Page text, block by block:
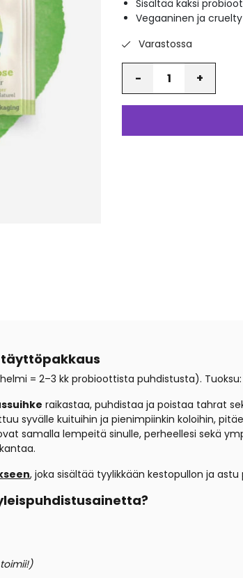
Sisältää kaksi
Vegaaninen ja
Varastossa
= 2–3 kk probioottista puhdistusta).
raikastaa, puhdistaa ja poistaa tahrat
syvälle kuituihin ja pienimpiinkin koloihin,
samalla lempeitä sinulle, perheellesi sekä
, joka sisältää tyylikkään kestopullon ja